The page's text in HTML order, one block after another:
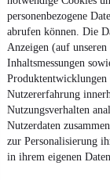
personenbezogene
abrufen können. Die
Anzeigen (auf
Inhaltsmessungen
Nutzererfahrung
Nutzungsverhalten
Nutzerdaten
zur Personalisierung
in ihrem eigenen
Erklärung zur
Report Security
ObNeuwagen ,